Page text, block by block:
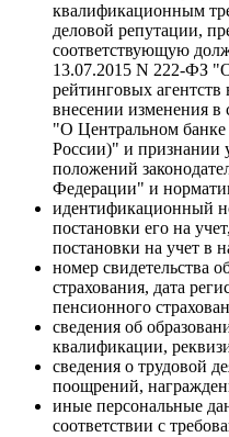
квалификационным
деловой репутации,
соответствующую
13.07.2015 N 222-ФЗ
рейтинговых
внесении изменения в
"О Центральном
России)" и признании
положений
Федерации" и
идентификационный
постановки его на
постановки на учет в
номер свидетельства
страхования, дата
пенсионного
сведения об
квалификации,
сведения о трудовой
поощрений,
иные персональные
соответствии с